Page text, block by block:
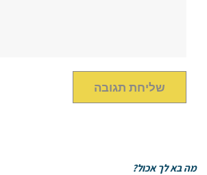
מה בא לך אכול?